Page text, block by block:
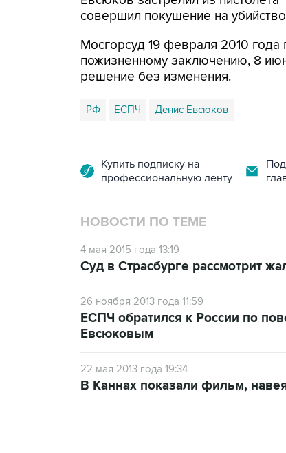
совершил покушение на
Мосгорсуд 19 февраля 2010
пожизненному заключению, 8
решение без изменения.
РФ ЕСПЧ Денис Евсюков
Купить подписку на
профессиональную ленту
НОВОСТИ ПО ТЕМЕ
4 мая 2015 года 13:19
Суд в Страсбурге рассмотрит
26 ноября 2013 года 11:59
ЕСПЧ обратился к России по
Евсюковым
22 мая 2013 года 19:34
В Каннах показали фильм,